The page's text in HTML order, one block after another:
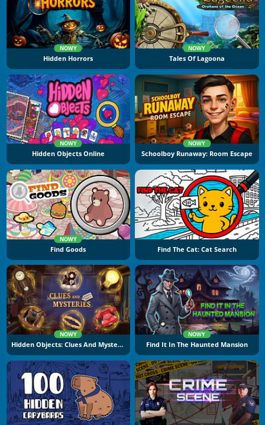
NOWY
Hidden Horrors
NOWY
Tales Of Lagoona
NOWY
Hidden Objects Online
NOWY
Schoolboy Runaway: Room Escape
NOWY
Find Goods Find The Cat: Cat Search
NOWY
Hidden Objects: Clues And Mysteries
NOWY
Find It In The Haunted Mansion